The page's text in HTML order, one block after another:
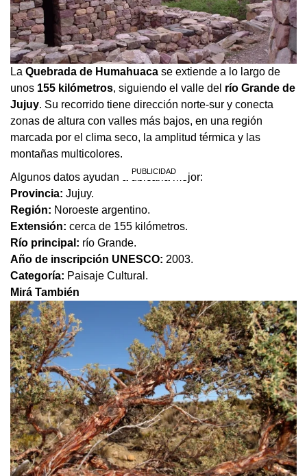
La Quebrada de Humahuaca se extiende a lo largo de
unos 155 kilómetros, siguiendo el valle del río Grande de
Jujuy. Su recorrido tiene dirección norte-sur y conecta
zonas de altura con valles más bajos, en una región
marcada por el clima seco, la amplitud térmica y las
montañas multicolores.
Algunos datos ayudan a ubicarla mejor:
Provincia: Jujuy.
Región: Noroeste argentino.
Extensión: cerca de 155 kilómetros.
Río principal: río Grande.
Año de inscripción UNESCO: 2003.
Categoría: Paisaje Cultural.
Mirá También